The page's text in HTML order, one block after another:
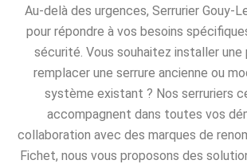
Au-delà des urgences, Serrurier Gouy-
pour répondre à vos besoins
sécurité. Vous souhaitez installer une
remplacer une serrure ancienne ou
système existant ? Nos serruriers
accompagnent dans toutes vos
collaboration avec des marques de
Fichet, nous vous proposons des